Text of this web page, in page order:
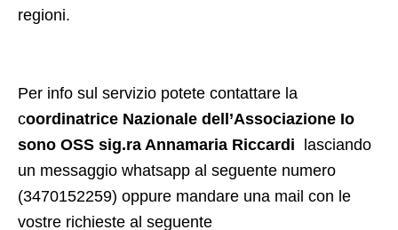
regioni.
Per info sul servizio potete contattare la
coordinatrice Nazionale dell’Associazione Io
sono OSS sig.ra Annamaria Riccardi
lasciando
un messaggio whatsapp al seguente numero
(3470152259) oppure mandare una mail con le
vostre richieste al seguente